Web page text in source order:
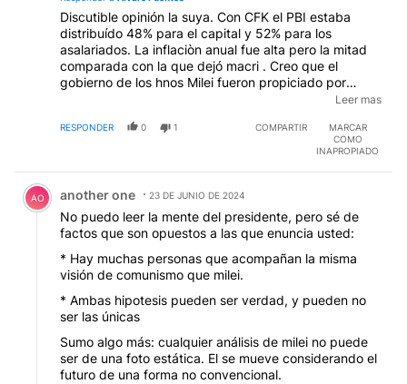
Discutible opinión la suya. Con CFK el PBI estaba
distribuído 48% para el capital y 52% para los
asalariados. La inflaciòn anual fue alta pero la mitad
comparada con la que dejó macri . Creo que el
gobierno de los hnos Milei fueron propiciado por
minería (litio, petróleo).
Leer mas
RESPONDER 0 1 COMPARTIR
MARCAR
COMO
INAPROPIADO
Comentario de another one.
AO another one 23 DE JUNIO DE 2024
No puedo leer la mente del presidente, pero sé de
factos que son opuestos a las que enuncia usted:
* Hay muchas personas que acompañan la misma
visión de comunismo que milei.
* Ambas hipotesis pueden ser verdad, y pueden no
ser las únicas
Sumo algo más: cualquier análisis de milei no puede
ser de una foto estática. El se mueve considerando el
futuro de una forma no convencional.